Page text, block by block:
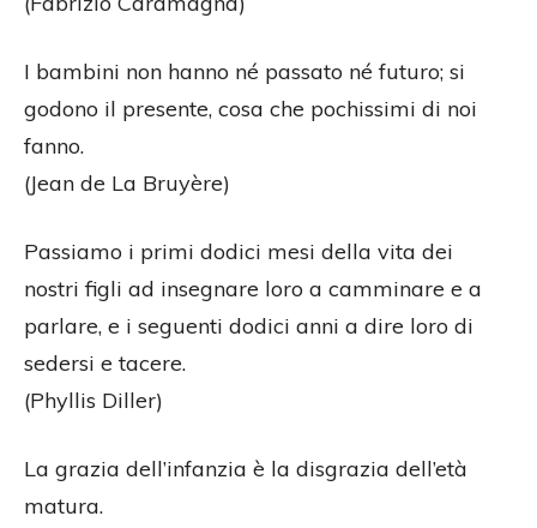
I bambini non hanno né passato né futuro; si
godono il presente, cosa che pochissimi di noi
fanno.
(Jean de La Bruyère)
Passiamo i primi dodici mesi della vita dei
nostri figli ad insegnare loro a camminare e a
parlare, e i seguenti dodici anni a dire loro di
sedersi e tacere.
(Phyllis Diller)
La grazia dell’infanzia è la disgrazia dell’età
matura.